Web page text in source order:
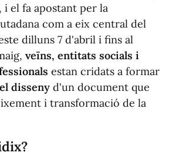
i el fa apostant per la
com a eix central del
dilluns 7 d'abril i fins al
veïns, entitats socials i
estan cridats a formar
disseny d'un document que
i transformació de la